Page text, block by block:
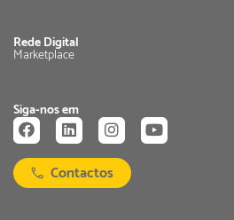
Rede Digital
Marketplace
Siga-nos em
Contactos